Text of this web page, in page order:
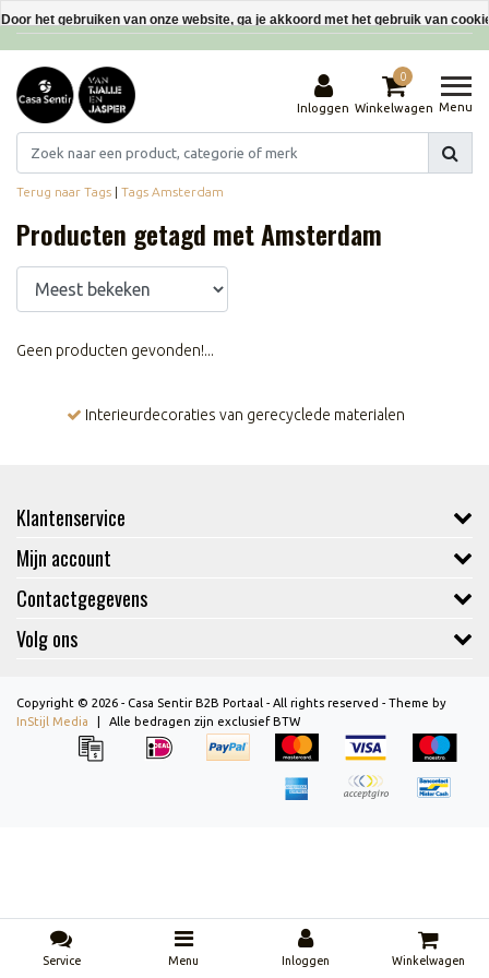
Interieurdecoraties van gerecyclede materialen
Inloggen
0
Winkelwagen Menu
Terug naar Tags | Tags Amsterdam
Producten getagd met Amsterdam
Geen producten gevonden!...
Interieurdecoraties van gerecyclede materialen
Klantenservice
Mijn account
Contactgegevens
Volg ons
Copyright © 2026 - Casa Sentir B2B Portaal - All rights reserved - Theme by
InStijl Media
Alle bedragen zijn exclusief BTW
Service Menu Inloggen Winkelwagen
Door het gebruiken van onze website, ga je akkoord met het gebruik van